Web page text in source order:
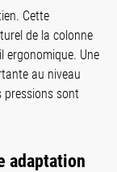
Cette
de la colonne
ergonomique. Une
au niveau
pressions sont
adaptation